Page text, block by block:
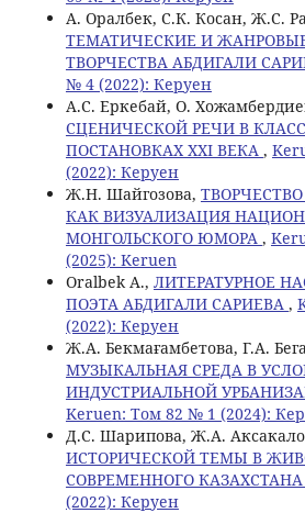
А. Оралбек, С.К. Косан, Ж.С.
ТЕМАТИЧЕСКИЕ И
ТВОРЧЕСТВА АБДИГАЛИ
№ 4 (2022): Керуен
А.С. Еркебай, О.
СЦЕНИЧЕСКОЙ РЕЧИ В
ПОСТАНОВКАХ XXI ВЕКА ,
(2022): Керуен
Ж.Н. Шайгозова,
КАК ВИЗУАЛИЗАЦИЯ
МОНГОЛЬСКОГО ЮМОРА ,
(2025): Keruen
Oralbek А., ЛИТЕРАТУРНОЕ
ПОЭТА АБДИГАЛИ САРИЕВА ,
(2022): Керуен
Ж.А. Бекмағамбетова, Г.А.
МУЗЫКАЛЬНАЯ СРЕДА В
ИНДУСТРИАЛЬНОЙ
Keruen: Том 82 № 1 (2024):
Д.С. Шарипова, Ж.А.
ИСТОРИЧЕСКОЙ ТЕМЫ В
СОВРЕМЕННОГО КАЗАХСТАНА
(2022): Керуен